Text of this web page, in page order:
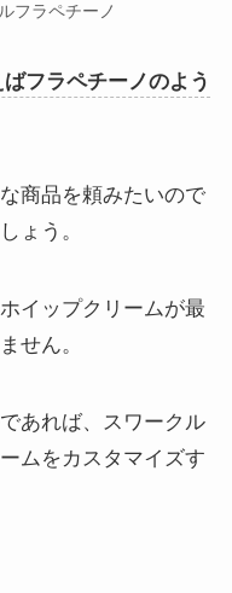
フラペチーノ
フラペチーノのよう
商品を頼みたいので
ょう。
イップクリームが最
せん。
あれば、スワークル
ムをカスタマイズす